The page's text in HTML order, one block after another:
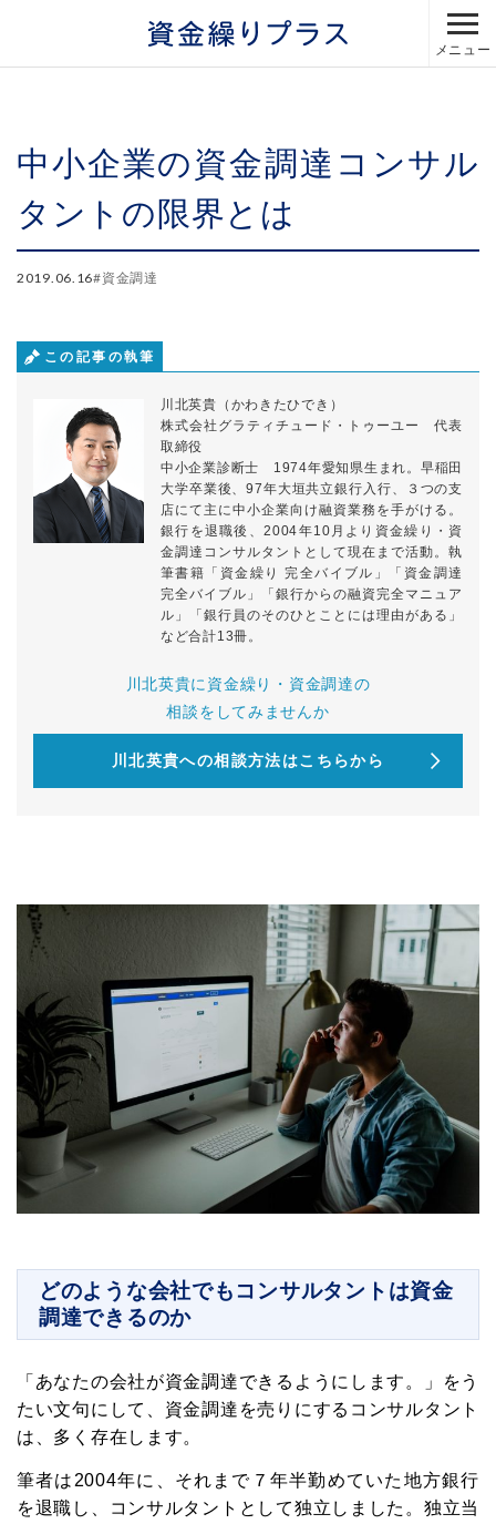
メニュー
中小企業の資金調達コンサル
タントの限界とは
2019.06.16#資金調達
この記事の執筆
川北英貴（かわきたひでき）
株式会社グラティチュード・トゥーユー 代表
取締役
中小企業診断士 1974年愛知県生まれ。早稲田
大学卒業後、97年大垣共立銀行入行、３つの支
店にて主に中小企業向け融資業務を手がける。
銀行を退職後、2004年10月より資金繰り・資
金調達コンサルタントとして現在まで活動。執
筆書籍「資金繰り 完全バイブル」「資金調達
完全バイブル」「銀行からの融資完全マニュア
ル」「銀行員のそのひとことには理由がある」
など合計13冊。
川北英貴に資金繰り・資金調達の
相談をしてみませんか
川北英貴への相談方法はこちらから
どのような会社でもコンサルタントは資金
調達できるのか
「あなたの会社が資金調達できるようにします。」をう
たい文句にして、資金調達を売りにするコンサルタント
は、多く存在します。
筆者は2004年に、それまで７年半勤めていた地方銀行
を退職し、コンサルタントとして独立しました。独立当